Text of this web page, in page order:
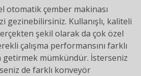
otomatik çember makinası
gezinebilirsiniz. Kullanışlı, kaliteli
şekil olarak da çok özel
çalışma performansını farklı
mümkündür. İsterseniz
de farklı konveyör